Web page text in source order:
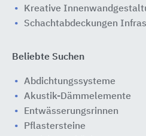
Kreative
Schachtabdeckungen
Beliebte Suchen
Abdichtungssysteme
Akustik-Dämmelemente
Entwässerungsrinnen
Pflastersteine